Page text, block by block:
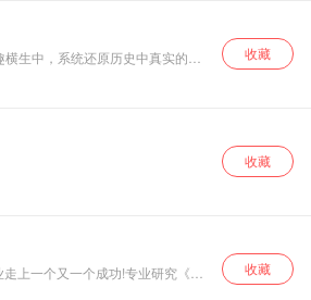
史诗考据，生动演绎，老少皆
了孔子的一生，力图让这位中国
历史事件，并选入了《论语》中
苟取，一切以合理、公平为原
收藏
收藏
上一个又一个成功!专业研究《孙
收藏